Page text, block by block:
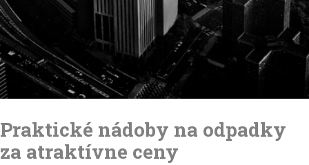
Skip
content
Praktické nádoby na odpadky
za atraktívne ceny